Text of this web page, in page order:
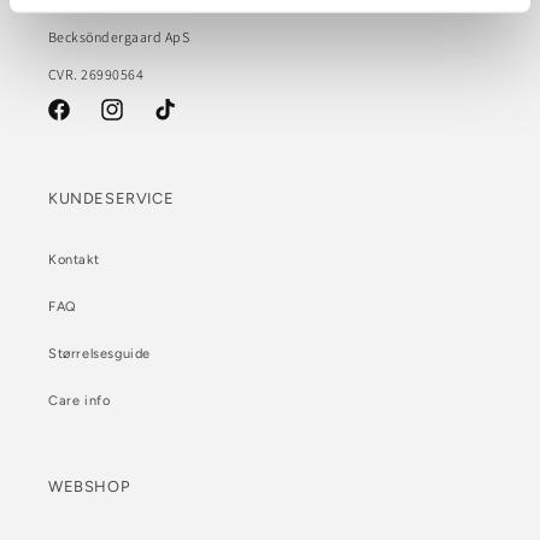
Becksöndergaard ApS
CVR. 26990564
FacebookInstagramTikTok
KUNDESERVICE
Kontakt
FAQ
Størrelsesguide
Care info
WEBSHOP